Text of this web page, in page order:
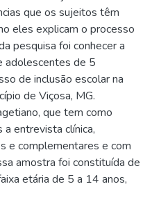
que os sujeitos têm
eles explicam o processo
pesquisa foi conhecer a
adolescentes de 5
de inclusão escolar na
de Viçosa, MG.
que tem como
entrevista clínica,
e complementares e com
amostra foi constituída de
etária de 5 a 14 anos,